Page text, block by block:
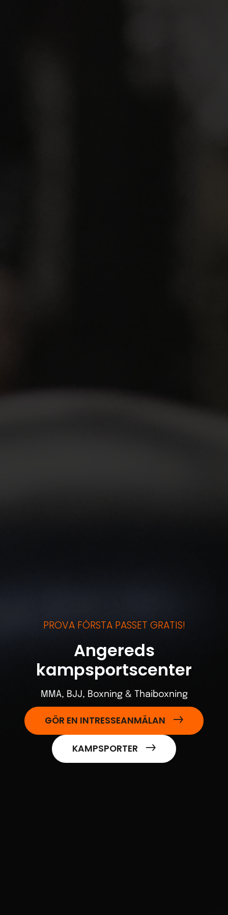
PROVA FÖRSTA PASSET GRATIS!
Angereds
kampsportscenter
MMA, BJJ, Boxning & Thaiboxning
GÖR EN INTRESSEANMÄLAN
KAMPSPORTER